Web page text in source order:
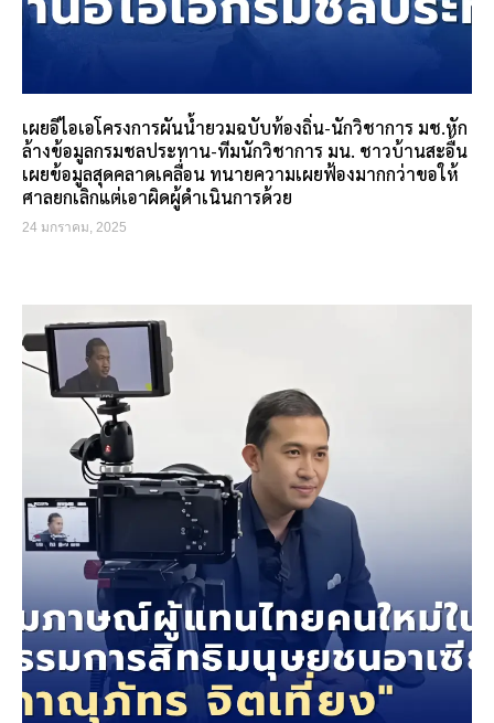
เผยอีไอเอโครงการผันน้ำยวมฉบับท้องถิ่น-นักวิชาการ มช.หัก
ล้างข้อมูลกรมชลประทาน-ทีมนักวิชาการ มน. ชาวบ้านสะอื้น
เผยข้อมูลสุดคลาดเคลื่อน ทนายความเผยฟ้องมากกว่าขอให้
ศาลยกเลิกแต่เอาผิดผู้ดำเนินการด้วย
24 มกราคม, 2025